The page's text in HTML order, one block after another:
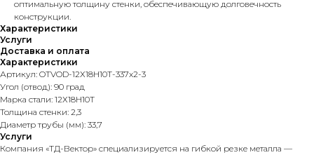
оптимальную толщину стенки, обеспечивающую долговечность
конструкции.
Характеристики
Услуги
Доставка и оплата
Характеристики
Артикул: OTVOD-12Х18Н10Т-337x2-3
Угол (отвод): 90 град
Марка стали: 12Х18Н10Т
Толщина стенки: 2,3
Диаметр трубы (мм): 33,7
Услуги
Компания «ТД-Вектор» специализируется на гибкой резке металла —